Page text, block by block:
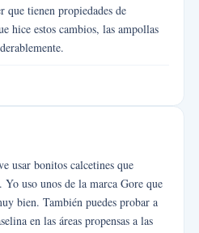
que tienen propiedades de
hice estos cambios, las ampollas
usar bonitos calcetines que
Yo uso unos de la marca Gore que
bien. También puedes probar a
en las áreas propensas a las